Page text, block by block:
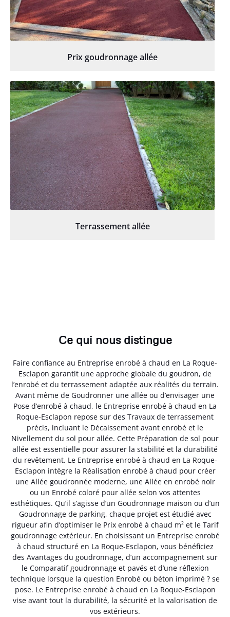
Prix goudronnage allée
Terrassement allée
Ce qui nous distingue
Faire confiance au Entreprise enrobé à chaud en La Roque-
Esclapon garantit une approche globale du goudron, de
l’enrobé et du terrassement adaptée aux réalités du terrain.
Avant même de Goudronner une allée ou d’envisager une
Pose d’enrobé à chaud, le Entreprise enrobé à chaud en La
Roque-Esclapon repose sur des Travaux de terrassement
précis, incluant le Décaissement avant enrobé et le
Nivellement du sol pour allée. Cette Préparation de sol pour
allée est essentielle pour assurer la stabilité et la durabilité
du revêtement. Le Entreprise enrobé à chaud en La Roque-
Esclapon intègre la Réalisation enrobé à chaud pour créer
une Allée goudronnée moderne, une Allée en enrobé noir
ou un Enrobé coloré pour allée selon vos attentes
esthétiques. Qu’il s’agisse d’un Goudronnage maison ou d’un
Goudronnage de parking, chaque projet est étudié avec
rigueur afin d’optimiser le Prix enrobé à chaud m² et le Tarif
goudronnage extérieur. En choisissant un Entreprise enrobé
à chaud structuré en La Roque-Esclapon, vous bénéficiez
des Avantages du goudronnage, d’un accompagnement sur
le Comparatif goudronnage et pavés et d’une réflexion
technique lorsque la question Enrobé ou béton imprimé ? se
pose. Le Entreprise enrobé à chaud en La Roque-Esclapon
vise avant tout la durabilité, la sécurité et la valorisation de
vos extérieurs.